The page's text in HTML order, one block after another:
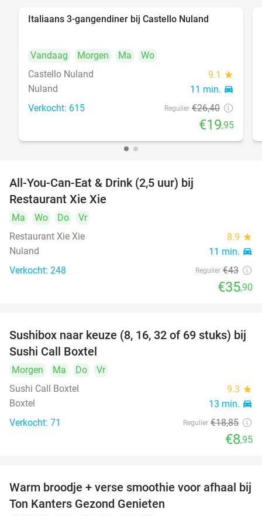
Italiaans 3-gangendiner bij Castello Nuland
Vandaag Morgen Ma
Wo
Castello Nuland
9.1 star
Nuland 11 min. directions_car
Verkocht: 615 Regulier €26,40
€19,95
All-You-Can-Eat & Drink (2,5 uur) bij
Restaurant Xie Xie
Ma Wo Do
Vr
Restaurant Xie Xie
8.9 star
Nuland 11 min. directions_car
Verkocht: 248 Regulier €43
€35,90
53%
Sushibox naar keuze (8, 16, 32 of 69 stuks) bij
Sushi Call Boxtel
Morgen Ma Do
Vr
Sushi Call Boxtel
9.3 star
Boxtel 13 min. directions_car
Verkocht: 71 Regulier €18,85
€8,95
43%
Warm broodje + verse smoothie voor afhaal bij
Ton Kanters Gezond Genieten